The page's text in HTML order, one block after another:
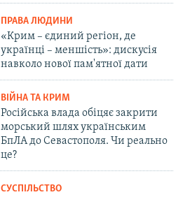
ПРАВА ЛЮДИНИ
«Крим – єдиний регіон, де
українці – меншість»: дискусія
навколо нової пам'ятної дати
ВІЙНА ТА КРИМ
Російська влада обіцяє закрити
морський шлях українським
БпЛА до Севастополя. Чи реально
це?
СУСПІЛЬСТВО